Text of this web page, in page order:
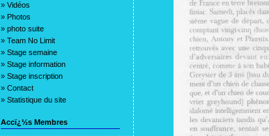
» Vidéos
» Photos
» photo suite
» Team No Limit
» Stage semaine
» Stage information
» Stage inscription
» Contact
» Statistique du site
Accï¿½s Membres